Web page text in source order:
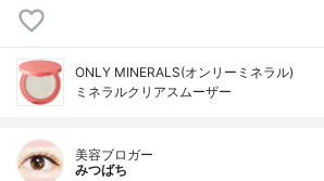
ONLY MINERALS(オンリーミネラル)
ミネラルクリアスムーザー
美容ブロガー
みつばち